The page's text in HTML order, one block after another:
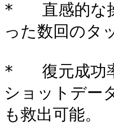
*   直感的な
った数回のタ
*   復元成功
ショットデー
も救出可能。